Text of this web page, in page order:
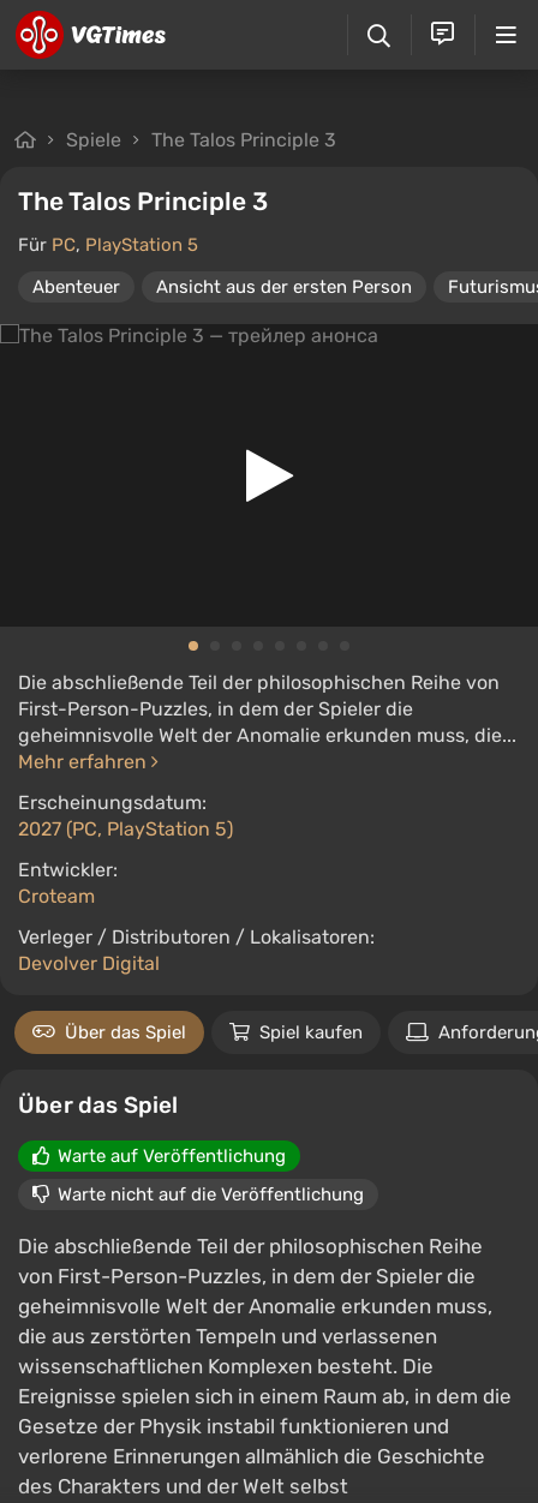
Spiele The Talos Principle 3
The Talos Principle 3
Für PC, PlayStation 5
Abenteuer
Ansicht aus der ersten Person
Die abschließende Teil der philosophischen Reihe von
First-Person-Puzzles, in dem der Spieler die
geheimnisvolle Welt der Anomalie erkunden muss, die...
Mehr erfahren
Erscheinungsdatum:
2027 (PC, PlayStation 5)
Entwickler:
Croteam
Verleger / Distributoren / Lokalisatoren:
Devolver Digital
Über das Spiel Spiel kaufen
Über das Spiel
Warte auf Veröffentlichung
Warte nicht auf die Veröffentlichung
Die abschließende Teil der philosophischen Reihe
von First-Person-Puzzles, in dem der Spieler die
geheimnisvolle Welt der Anomalie erkunden muss,
die aus zerstörten Tempeln und verlassenen
wissenschaftlichen Komplexen besteht. Die
Ereignisse spielen sich in einem Raum ab, in dem die
Gesetze der Physik instabil funktionieren und
verlorene Erinnerungen allmählich die Geschichte
des Charakters und der Welt selbst